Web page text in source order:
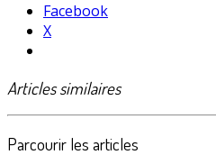
Facebook
X
Articles similaires
Parcourir les articles